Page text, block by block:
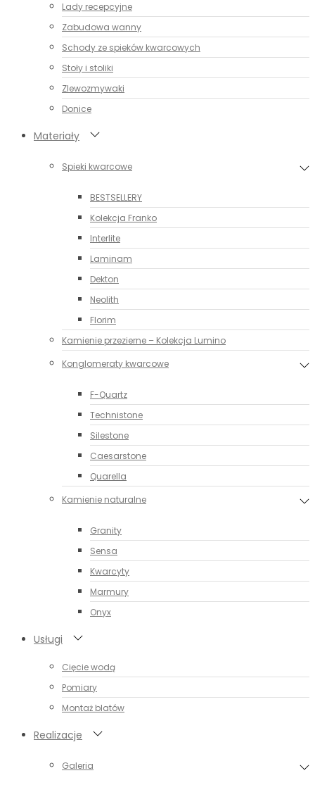
Lady recepcyjne
Zabudowa wanny
Schody ze spieków kwarcowych
Stoły i stoliki
Zlewozmywaki
Donice
Materiały
Spieki kwarcowe
BESTSELLERY
Kolekcja Franko
Interlite
Laminam
Dekton
Neolith
Florim
Kamienie przezierne – Kolekcja Lumino
Konglomeraty kwarcowe
F-Quartz
Technistone
Silestone
Caesarstone
Quarella
Kamienie naturalne
Granity
Sensa
Kwarcyty
Marmury
Onyx
Usługi
Cięcie wodą
Pomiary
Montaż blatów
Realizacje
Galeria